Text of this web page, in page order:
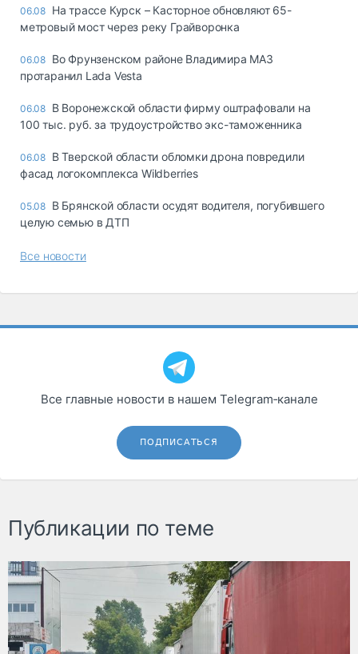
06.08 На трассе Курск – Касторное обновляют 65-
метровый мост через реку Грайворонка
06.08 Во Фрунзенском районе Владимира МАЗ
протаранил Lada Vesta
06.08 В Воронежской области фирму оштрафовали на
100 тыс. руб. за трудоустройство экс-таможенника
06.08 В Тверской области обломки дрона повредили
фасад логокомплекса Wildberries
05.08 В Брянской области осудят водителя, погубившего
целую семью в ДТП
Все новости
Все главные новости в нашем Telegram‑канале
ПОДПИСАТЬСЯ
Публикации по теме